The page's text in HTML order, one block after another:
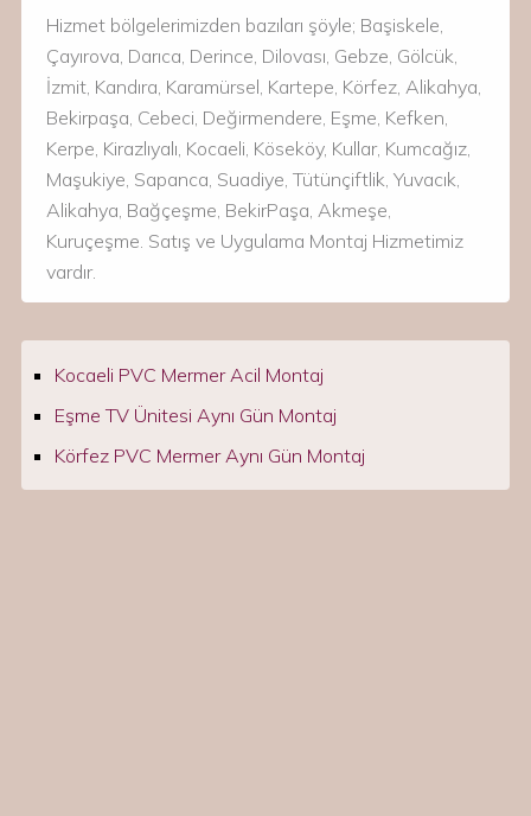
Hizmet bölgelerimizden bazıları şöyle; Başiskele,
Çayırova, Darıca, Derince, Dilovası, Gebze, Gölcük,
İzmit, Kandıra, Karamürsel, Kartepe, Körfez, Alikahya,
Bekirpaşa, Cebeci, Değirmendere, Eşme, Kefken,
Kerpe, Kirazlıyalı, Kocaeli, Köseköy, Kullar, Kumcağız,
Maşukiye, Sapanca, Suadiye, Tütünçiftlik, Yuvacık,
Alikahya, Bağçeşme, BekirPaşa, Akmeşe,
Kuruçeşme. Satış ve Uygulama Montaj Hizmetimiz
vardır.
Kocaeli PVC Mermer Acil Montaj
Eşme TV Ünitesi Aynı Gün Montaj
Körfez PVC Mermer Aynı Gün Montaj